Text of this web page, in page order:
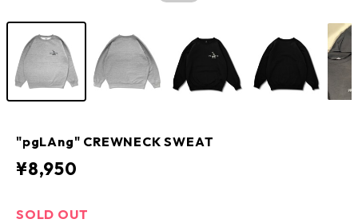
"pgLAng" CREWNECK SWEAT
¥8,950
SOLD OUT